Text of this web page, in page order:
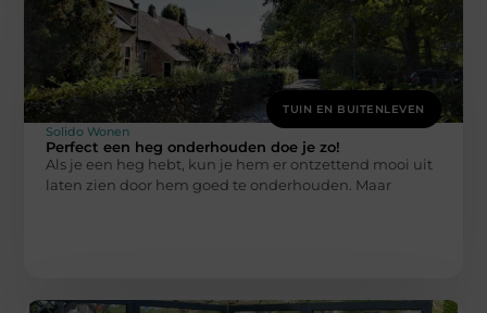
TUIN EN BUITENLEVEN
Solido Wonen
Perfect een heg onderhouden doe je zo!
Als je een heg hebt, kun je hem er ontzettend mooi uit
laten zien door hem goed te onderhouden. Maar